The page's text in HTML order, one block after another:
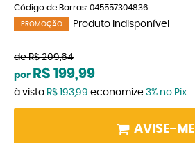
Código de Barras: 045557304836
PROMOÇÃO Produto Indisponível
de R$ 209,64
por R$ 199,99
à vista R$ 193,99 economize 3% no Pix
AVISE-ME